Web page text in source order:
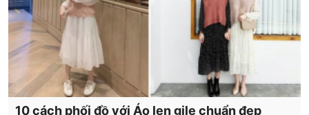
10 cách phối đồ với Áo len gile chuẩn đẹp